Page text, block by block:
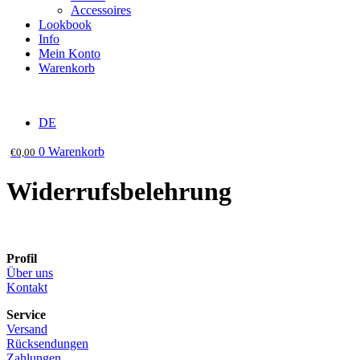
Accessoires
Lookbook
Info
Mein Konto
Warenkorb
DE
€0,00 0 Warenkorb
Widerrufsbelehrung
Profil
Über uns
Kontakt
Service
Versand
Rücksendungen